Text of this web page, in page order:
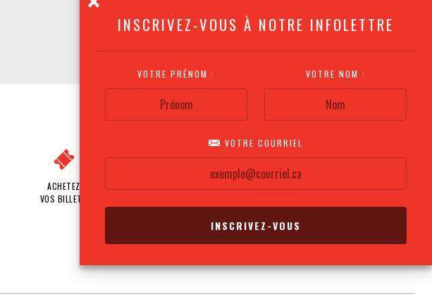
INSCRIVEZ-VOUS À NOTRE INFOLETTRE
VOTRE PRÉNOM : VOTRE NOM :
VOTRE COURRIEL
ACHETEZ
VOS BILLETS